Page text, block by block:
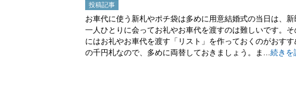
投稿記事
お車代に使う新札やポチ袋は多めに用意結婚式の当日は、
一人ひとりに会ってお礼やお車代を渡すのは難しいです。
にはお礼やお車代を渡す「リスト」を作っておくのがおす
の千円札なので、多めに両替しておきましょう。ま...続きを